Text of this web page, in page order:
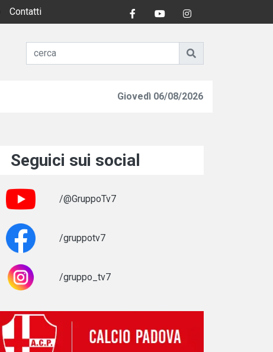
Contatti
Giovedì 06/08/2026
Seguici sui social
/@GruppoTv7
/gruppotv7
/gruppo_tv7